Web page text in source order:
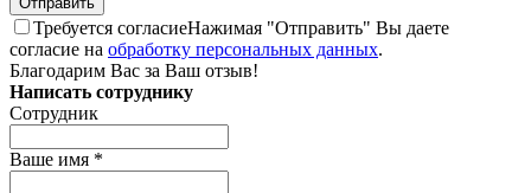
Требуется согласиеНажимая "Отправить" Вы даете
согласие на обработку персональных данных.
Благодарим Вас за Ваш отзыв!
Написать сотруднику
Сотрудник
Ваше имя *